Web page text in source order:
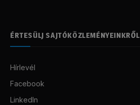
ÉRTESÜLJ SAJTÓKÖZLEMÉNYEINKRŐL
Hírlevél
Facebook
LinkedIn